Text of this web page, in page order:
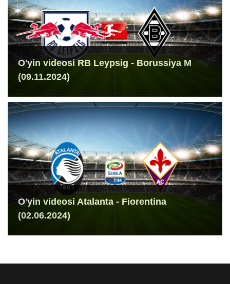
O'yin videosi RB Leypsig - Borussiya M
(09.11.2024)
O'yin videosi Atalanta - Fiorentina
(02.06.2024)